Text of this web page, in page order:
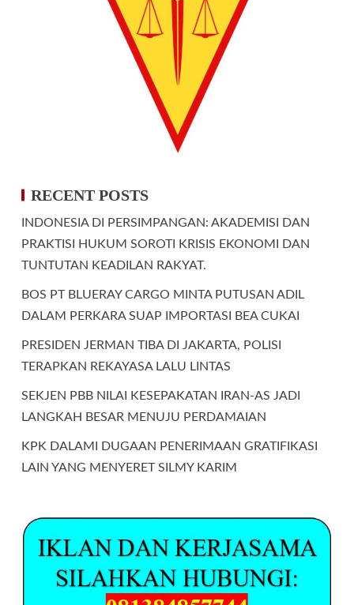
RECENT POSTS
INDONESIA DI PERSIMPANGAN: AKADEMISI DAN
PRAKTISI HUKUM SOROTI KRISIS EKONOMI DAN
TUNTUTAN KEADILAN RAKYAT.
BOS PT BLUERAY CARGO MINTA PUTUSAN ADIL
DALAM PERKARA SUAP IMPORTASI BEA CUKAI
PRESIDEN JERMAN TIBA DI JAKARTA, POLISI
TERAPKAN REKAYASA LALU LINTAS
SEKJEN PBB NILAI KESEPAKATAN IRAN-AS JADI
LANGKAH BESAR MENUJU PERDAMAIAN
KPK DALAMI DUGAAN PENERIMAAN GRATIFIKASI
LAIN YANG MENYERET SILMY KARIM